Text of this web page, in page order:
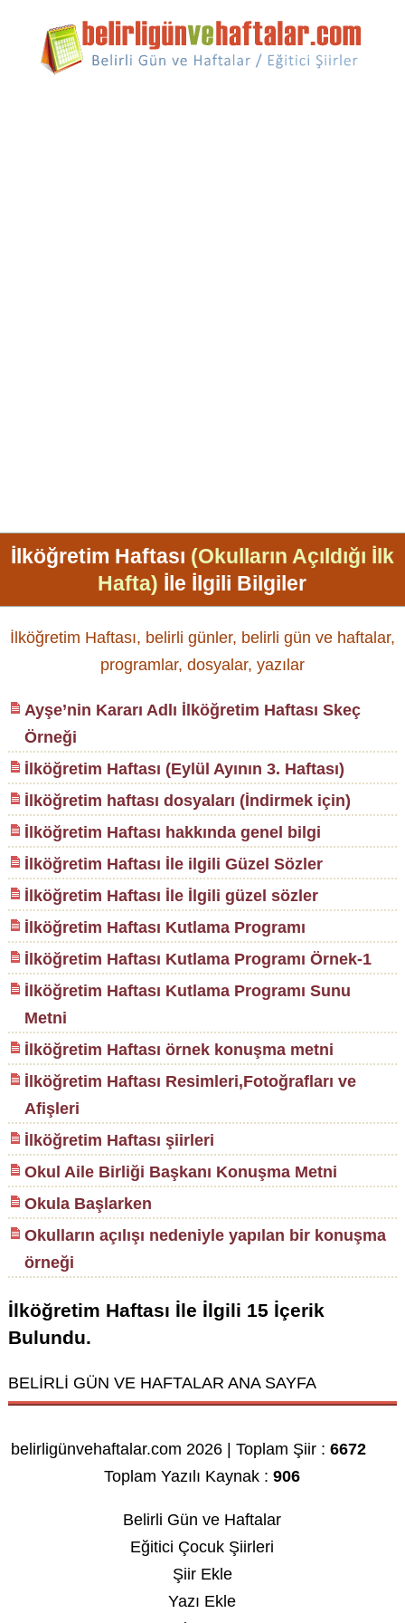
İlköğretim Haftası (Okulların Açıldığı İlk
Hafta) İle İlgili Bilgiler
İlköğretim Haftası, belirli günler, belirli gün ve haftalar,
programlar, dosyalar, yazılar
Ayşe’nin Kararı Adlı İlköğretim Haftası Skeç
Örneği
İlköğretim Haftası (Eylül Ayının 3. Haftası)
İlköğretim haftası dosyaları (İndirmek için)
İlköğretim Haftası hakkında genel bilgi
İlköğretim Haftası İle ilgili Güzel Sözler
İlköğretim Haftası İle İlgili güzel sözler
İlköğretim Haftası Kutlama Programı
İlköğretim Haftası Kutlama Programı Örnek-1
İlköğretim Haftası Kutlama Programı Sunu
Metni
İlköğretim Haftası örnek konuşma metni
İlköğretim Haftası Resimleri,Fotoğrafları ve
Afişleri
İlköğretim Haftası şiirleri
Okul Aile Birliği Başkanı Konuşma Metni
Okula Başlarken
Okulların açılışı nedeniyle yapılan bir konuşma
örneği
İlköğretim Haftası İle İlgili 15 İçerik
Bulundu.
BELİRLİ GÜN VE HAFTALAR ANA SAYFA
belirligünvehaftalar.com 2026 | Toplam Şiir :6672
Toplam Yazılı Kaynak :906
Belirli Gün ve Haftalar
Eğitici Çocuk Şiirleri
Şiir Ekle
Yazı Ekle